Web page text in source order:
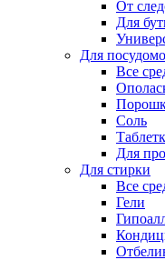
От
Для
Для
Все
Соль
Для
Для стирки
Все
Гели